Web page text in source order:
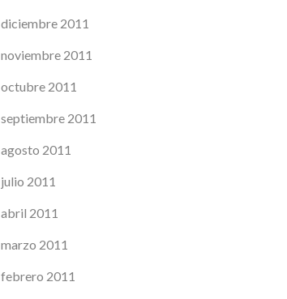
diciembre 2011
noviembre 2011
octubre 2011
septiembre 2011
agosto 2011
julio 2011
abril 2011
marzo 2011
febrero 2011